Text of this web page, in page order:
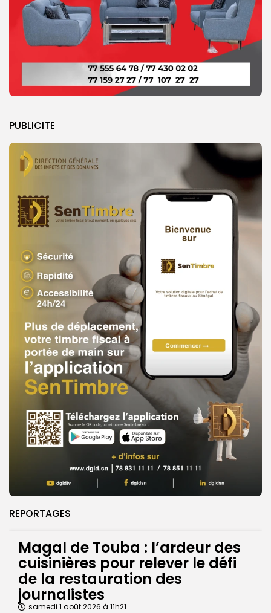
PUBLICITE
REPORTAGES
Magal de Touba : l’ardeur des
cuisinières pour relever le défi
de la restauration des
journalistes
samedi 1 août 2026 à 11h21